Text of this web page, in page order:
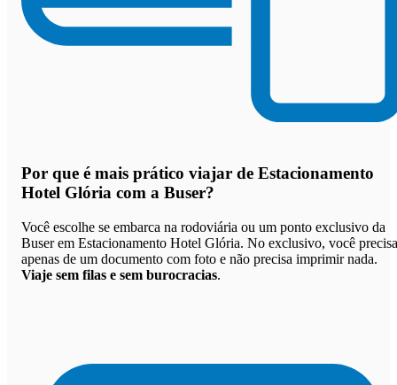
Por que é mais prático viajar de Estacionamento
Hotel Glória com a Buser?
Você escolhe se embarca na rodoviária ou um ponto exclusivo da
Buser em Estacionamento Hotel Glória. No exclusivo, você precisa
apenas de um documento com foto e não precisa imprimir nada.
Viaje sem filas e sem burocracias.